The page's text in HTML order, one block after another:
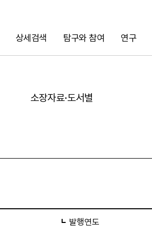
상세검색 탐구와 참여 연구
검색
소장자료·도서별
발행연도